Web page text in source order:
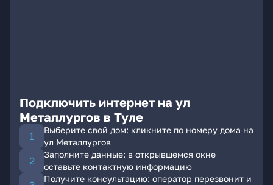
Подключить интернет на ул
Металлургов в Туле
Выберите свой дом: кликните по номеру дома на
ул Металлургов
Заполните данные: в открывшемся окне
оставьте контактную информацию
Получите консультацию: оператор перезвонит и